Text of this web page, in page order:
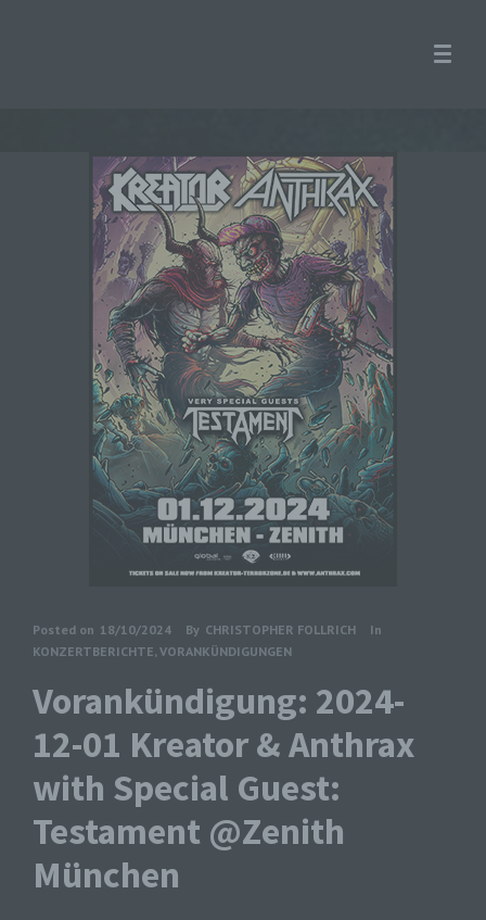
Posted on 18/10/2024 By CHRISTOPHER FOLLRICH
In
KONZERTBERICHTE, VORANKÜNDIGUNGEN
Vorankündigung: 2024-
12-01 Kreator & Anthrax
with Special Guest:
Testament @Zenith
München